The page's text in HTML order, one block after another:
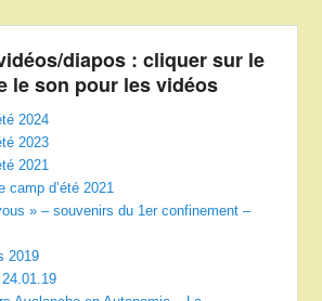
diapos : cliquer sur le
le son pour les vidéos
2024
2023
2021
camp d’été 2021
» – souvenirs du 1er confinement –
2019